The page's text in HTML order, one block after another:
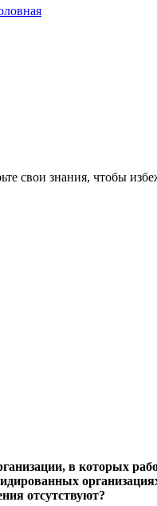
свои знания, чтобы
в которых
отсутствуют?